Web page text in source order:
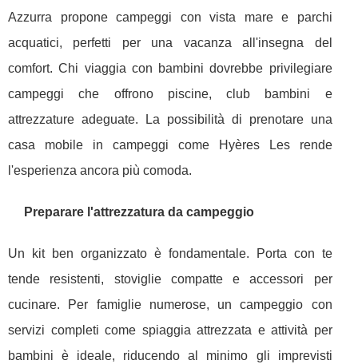
Azzurra propone campeggi con vista mare e parchi
acquatici, perfetti per una vacanza all'insegna del
comfort. Chi viaggia con bambini dovrebbe privilegiare
campeggi che offrono piscine, club bambini e
attrezzature adeguate. La possibilità di prenotare una
casa mobile in campeggi come Hyères Les rende
l'esperienza ancora più comoda.
Preparare l'attrezzatura da campeggio
Un kit ben organizzato è fondamentale. Porta con te
tende resistenti, stoviglie compatte e accessori per
cucinare. Per famiglie numerose, un campeggio con
servizi completi come spiaggia attrezzata e attività per
bambini è ideale, riducendo al minimo gli imprevisti